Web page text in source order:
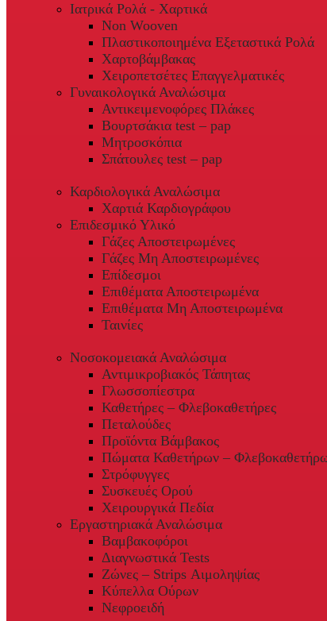
Ιατρικά Ρολά - Χαρτικά
Non Wooven
Πλαστικοποιημένα Εξεταστικά Ρολά
Χαρτοβάμβακας
Χειροπετσέτες Επαγγελματικές
Γυναικολογικά Αναλώσιμα
Αντικειμενοφόρες Πλάκες
Βουρτσάκια test – pap
Μητροσκόπια
Σπάτουλες test – pap
Καρδιολογικά Αναλώσιμα
Χαρτιά Καρδιογράφου
Επιδεσμικό Υλικό
Γάζες Αποστειρωμένες
Γάζες Μη Αποστειρωμένες
Επίδεσμοι
Επιθέματα Αποστειρωμένα
Επιθέματα Μη Αποστειρωμένα
Ταινίες
Νοσοκομειακά Αναλώσιμα
Αντιμικροβιακός Τάπητας
Γλωσσοπίεστρα
Καθετήρες – Φλεβοκαθετήρες
Πεταλούδες
Προϊόντα Βάμβακος
Πώματα Καθετήρων –
Στρόφυγγες
Συσκευές Ορού
Χειρουργικά Πεδία
Εργαστηριακά Αναλώσιμα
Βαμβακοφόροι
Διαγνωστικά Tests
Ζώνες – Strips Αιμοληψίας
Κύπελλα Ούρων
Νεφροειδή